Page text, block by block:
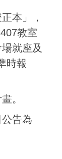
本」，
教室
就座及
時報
。
告為